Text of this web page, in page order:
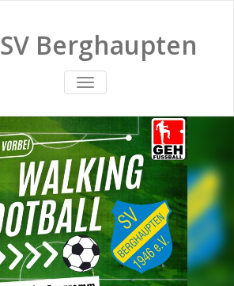
SV Berghaupten
TOGGLE
NAVIGATION